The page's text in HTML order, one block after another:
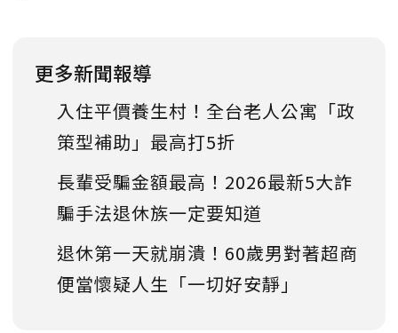
更多新聞報導
入住平價養生村！全台老人公寓「政
策型補助」最高打5折
長輩受騙金額最高！2026最新5大詐
騙手法退休族一定要知道
退休第一天就崩潰！60歲男對著超商
便當懷疑人生「一切好安靜」